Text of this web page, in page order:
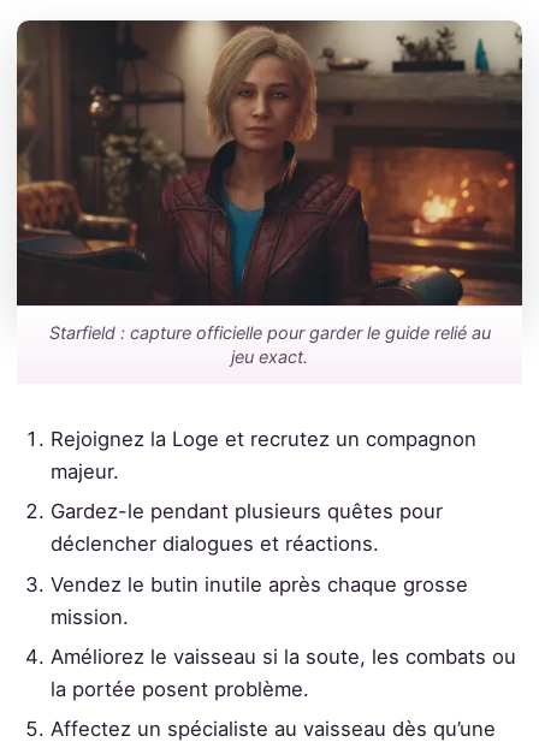
Starfield : capture officielle pour garder le guide relié au
jeu exact.
Rejoignez la Loge et recrutez un compagnon
majeur.
Gardez-le pendant plusieurs quêtes pour
déclencher dialogues et réactions.
Vendez le butin inutile après chaque grosse
mission.
Améliorez le vaisseau si la soute, les combats ou
la portée posent problème.
Affectez un spécialiste au vaisseau dès qu’une